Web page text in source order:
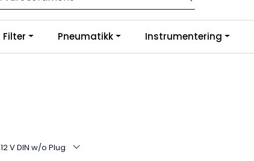
fittings hos oss, så tilpasser og monterer vi etter dine krav.
Filter Pneumatikk Instrumentering
V DIN w/o Plug